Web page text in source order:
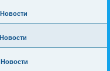
Новости
Новости
Новости